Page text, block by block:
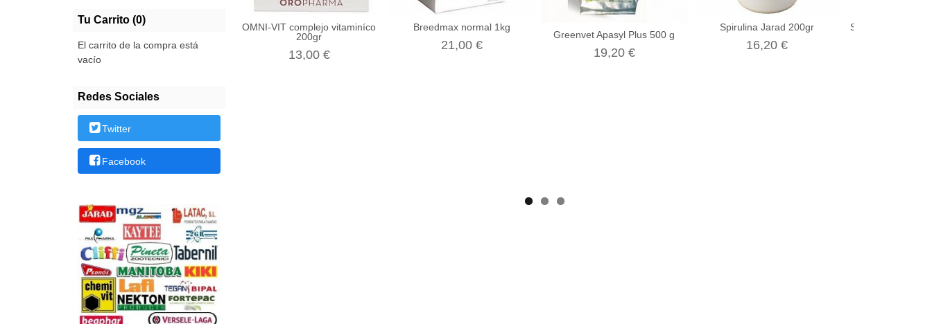
Tu Carrito (0)
El carrito de la compra está
vacío
Redes Sociales
Twitter
Facebook
OMNI-VIT complejo vitaminíco
200gr
13,00 €
Breedmax normal 1kg
21,00 €
Greenvet Apasyl Plus 500 g
19,20 €
Spirulina Jarad 200gr
16,20 €
Seri E Plus +